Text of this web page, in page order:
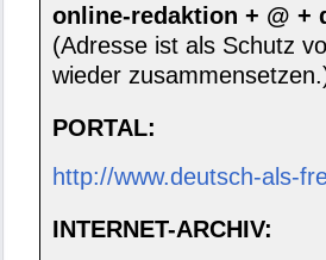
online-redaktion + @ +
(Adresse ist als Schutz
wieder
PORTAL:
http://www.deutsch-als-
INTERNET-ARCHIV: